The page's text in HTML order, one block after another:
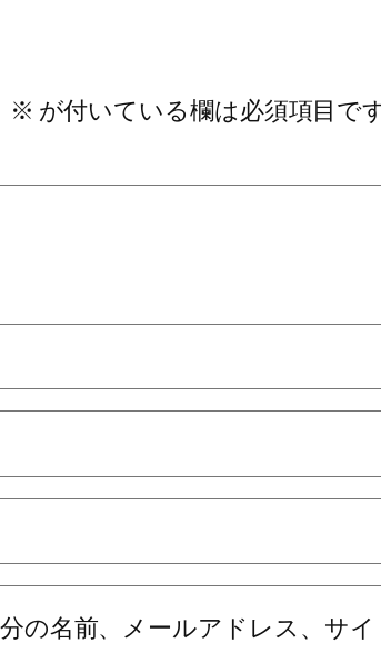
※ が付いている欄は必須項目で
の名前、メールアドレス、サ